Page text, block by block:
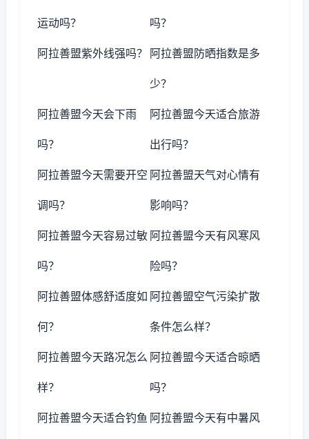
运动吗？ 吗？
阿拉善盟紫外线强吗？ 阿拉善盟防晒指数是多
少？
阿拉善盟今天会下雨
吗？
阿拉善盟今天适合旅游
出行吗？
阿拉善盟今天需要开空
调吗？
阿拉善盟天气对心情有
影响吗？
阿拉善盟今天容易过敏
吗？
阿拉善盟今天有风寒风
险吗？
阿拉善盟体感舒适度如
何？
阿拉善盟空气污染扩散
条件怎么样？
阿拉善盟今天路况怎么
样？
阿拉善盟今天适合晾晒
吗？
阿拉善盟今天适合钓鱼 阿拉善盟今天有中暑风